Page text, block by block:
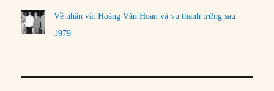
Về nhân vật Hoàng Văn Hoan và vụ thanh trừng sau
1979